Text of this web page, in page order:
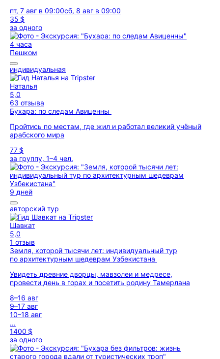
пт, 7 авг в 09:00сб, 8 авг в 09:00
35 $
за одного
4 часа
Пешком
индивидуальная
Наталья
5,0
63 отзыва
Бухара: по следам Авиценны
Пройтись по местам, где жил и работал великий учёный
арабского мира
77 $
за группу, 1–4 чел.
9 дней
авторский тур
Шавкат
5,0
1 отзыв
Земля, которой тысячи лет: индивидуальный тур
по архитектурным шедеврам Узбекистана
Увидеть древние дворцы, мавзолеи и медресе,
провести день в горах и посетить родину Тамерлана
8–16 авг
9–17 авг
10–18 авг
...
1400 $
за одного